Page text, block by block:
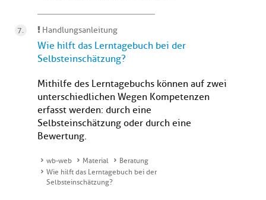
Handlungsanleitung
Wie hilft das Lerntagebuch bei der
Selbsteinschätzung?
Mithilfe des Lerntagebuchs können auf zwei
unterschiedlichen Wegen Kompetenzen
erfasst werden: durch eine
Selbsteinschätzung oder durch eine
Bewertung.
wb-web Material
Beratung
Wie hilft das Lerntagebuch bei der
Selbsteinschätzung?